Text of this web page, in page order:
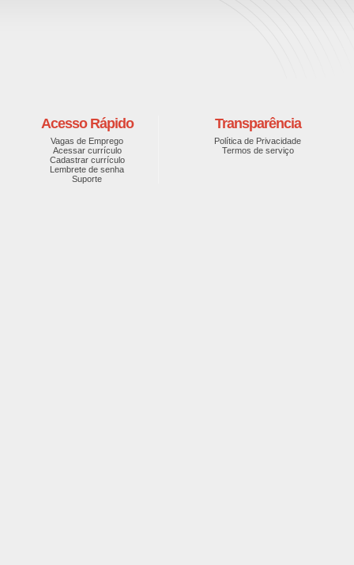
Acesso Rápido
Vagas de Emprego
Acessar currículo
Cadastrar currículo
Lembrete de senha
Suporte
Transparência
Política de Privacidade
Termos de serviço